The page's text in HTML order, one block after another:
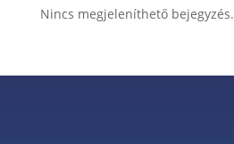
Nincs megjeleníthető bejegyzés.